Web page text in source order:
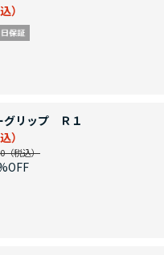
グリップ Ｒ１